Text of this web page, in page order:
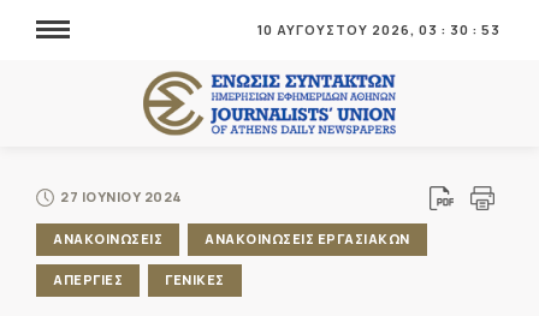
10 ΑΥΓΟΥΣΤΟΥ 2026, 03 : 30 : 54
27 ΙΟΥΝΙΟΥ 2024
ΑΝΑΚΟΙΝΩΣΕΙΣ ΑΝΑΚΟΙΝΩΣΕΙΣ ΕΡΓΑΣΙΑΚΩΝ
ΑΠΕΡΓΙΕΣ ΓΕΝΙΚΕΣ